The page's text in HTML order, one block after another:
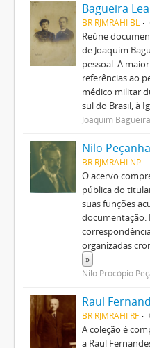
Bagueira
BR RJMRAHI BL
Reúne
de Joaquim
pessoal. A
referências ao
médico militar
sul do Brasil, à
Joaquim
Nilo Peçanha
BR RJMRAHI NP
O acervo
pública do
suas funções
documentação.
organizadas
»
Nilo Procópio
Raul
BR RJMRAHI RF
A coleção é
a Raul